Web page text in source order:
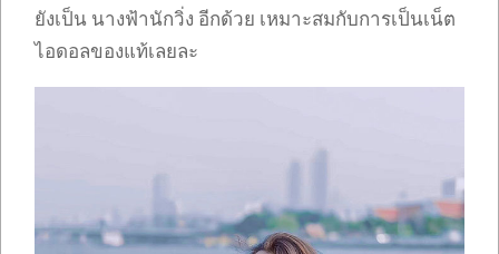
ยังเป็น นางฟ้านักวิ่ง อีกด้วย เหมาะสมกับการเป็นเน็ต
ไอดอลของแท้เลยละ